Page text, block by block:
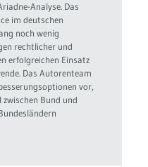
Analyse. Das
im deutschen
noch wenig
rechtlicher und
erfolgreichen Einsatz
Das Autorenteam
vor,
Bund und